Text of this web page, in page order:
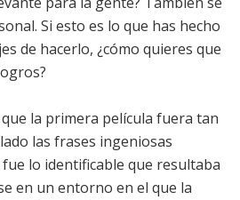
Si esto es lo que has hecho
de hacerlo, ¿cómo quieres que
la primera película fuera tan
las frases ingeniosas
lo identificable que resultaba
en un entorno en el que la